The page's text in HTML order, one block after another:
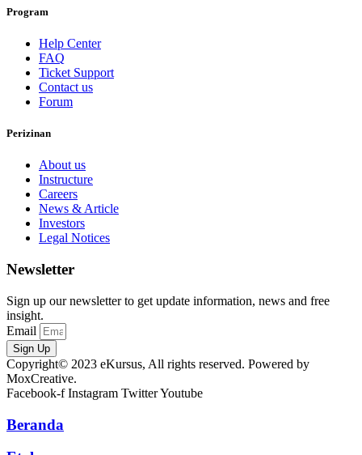
Program
Help Center
FAQ
Ticket Support
Contact us
Forum
Perizinan
About us
Instructure
Careers
News & Article
Investors
Legal Notices
Newsletter
Sign up our newsletter to get update information, news and free
insight.
Email
Sign Up
Copyright© 2023 eKursus, All rights reserved. Powered by
MoxCreative.
Facebook-f Instagram TwitterYoutube
Beranda